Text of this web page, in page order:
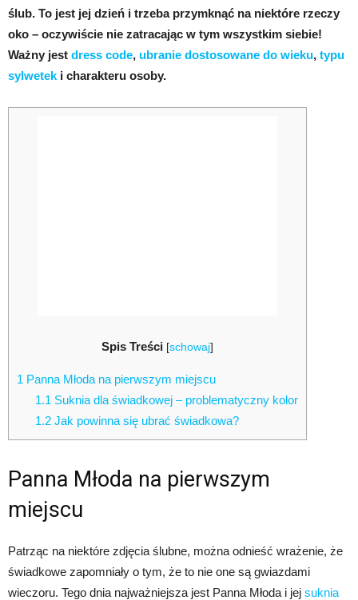
ślub. To jest jej dzień i trzeba przymknąć na niektóre rzeczy
oko – oczywiście nie zatracając w tym wszystkim siebie!
Ważny jest dress code, ubranie dostosowane do wieku, typu
sylwetek i charakteru osoby.
Spis Treści [schowaj]
1 Panna Młoda na pierwszym miejscu
1.1 Suknia dla świadkowej – problematyczny kolor
1.2Jak powinna się ubrać świadkowa?
Panna Młoda na pierwszym
miejscu
Patrząc na niektóre zdjęcia ślubne, można odnieść wrażenie, że
świadkowe zapomniały o tym, że to nie one są gwiazdami
wieczoru. Tego dnia najważniejsza jest Panna Młoda i jej suknia